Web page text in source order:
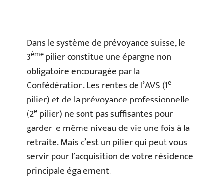
Dans le système de prévoyance suisse, le
3èmepilier constitue une épargne non
obligatoire encouragée par la
Confédération. Les rentes de l’AVS (1e
pilier) et de la prévoyance professionnelle
(2e pilier) ne sont pas suffisantes pour
garder le même niveau de vie une fois à la
retraite. Mais c’est un pilier qui peut vous
servir pour l’acquisition de votre résidence
principale également.